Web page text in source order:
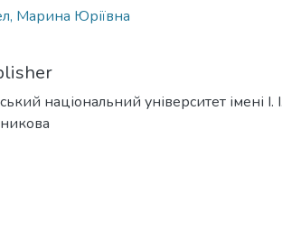
Марина Юріївна
національний університет імені І. І.